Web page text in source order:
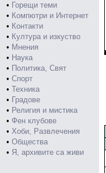
• Горещи теми
• Компютри и Интернет
• Контакти
• Култура и изкуство
• Мнения
• Наука
• Политика, Свят
• Спорт
• Техника
• Градове
• Религия и мистика
• Фен клубове
• Хоби, Развлечения
• Общества
• Я, архивите са живи